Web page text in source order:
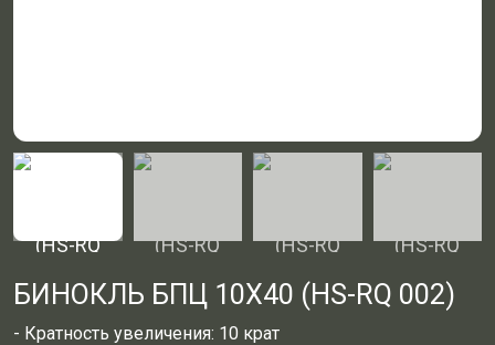
БИНОКЛЬ БПЦ 10Х40 (HS-RQ 002)
- Кратность увеличения: 10 крат